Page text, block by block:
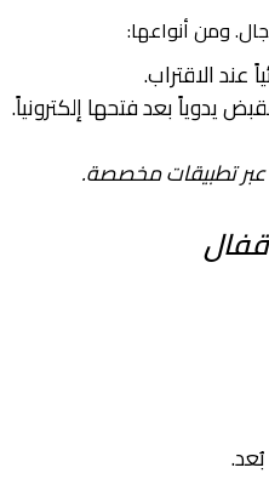
ومن أنواعها:
عند الاقتراب.
يدوياً بعد فتحها إلكترونياً.
عبر تطبيقات مخصصة.